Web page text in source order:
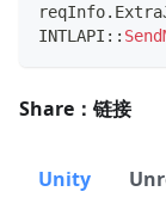
reqInfo.
INTLAPI ::
Share：链接
Unity